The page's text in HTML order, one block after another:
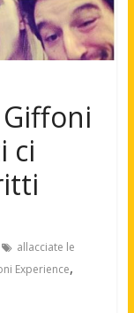
ci
allacciate le
Experience,